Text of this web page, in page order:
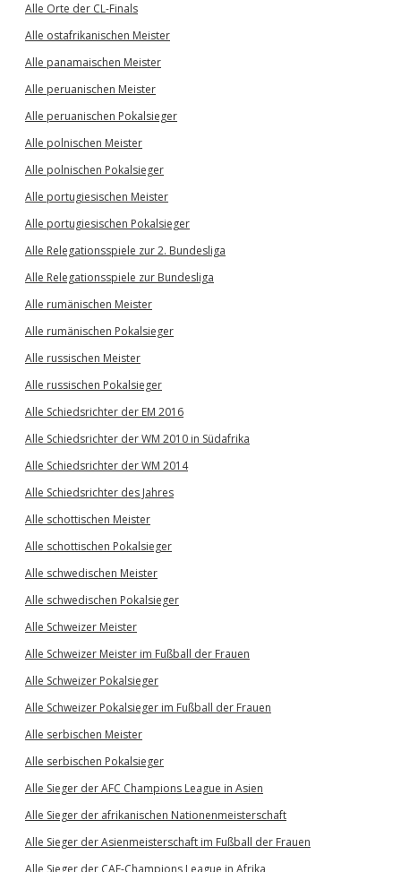
Alle Orte der CL-Finals
Alle ostafrikanischen Meister
Alle panamaischen Meister
Alle peruanischen Meister
Alle peruanischen Pokalsieger
Alle polnischen Meister
Alle polnischen Pokalsieger
Alle portugiesischen Meister
Alle portugiesischen Pokalsieger
Alle Relegationsspiele zur 2. Bundesliga
Alle Relegationsspiele zur Bundesliga
Alle rumänischen Meister
Alle rumänischen Pokalsieger
Alle russischen Meister
Alle russischen Pokalsieger
Alle Schiedsrichter der EM 2016
Alle Schiedsrichter der WM 2010 in Südafrika
Alle Schiedsrichter der WM 2014
Alle Schiedsrichter des Jahres
Alle schottischen Meister
Alle schottischen Pokalsieger
Alle schwedischen Meister
Alle schwedischen Pokalsieger
Alle Schweizer Meister
Alle Schweizer Meister im Fußball der Frauen
Alle Schweizer Pokalsieger
Alle Schweizer Pokalsieger im Fußball der Frauen
Alle serbischen Meister
Alle serbischen Pokalsieger
Alle Sieger der AFC Champions League in Asien
Alle Sieger der afrikanischen Nationenmeisterschaft
Alle Sieger der Asienmeisterschaft im Fußball der Frauen
Alle Sieger der CAF-Champions League in Afrika